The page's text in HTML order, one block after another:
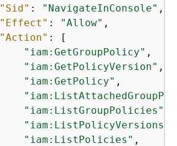
"Sid" : "NavigateInConsole" ,
"Effect" : "Allow" ,
"Action" : [
"iam:GetGroupPolicy" ,
"iam:GetPolicyVersion" ,
"iam:GetPolicy" ,
"iam:ListGroupPolicies"
"iam:ListPolicyVersions"
"iam:ListPolicies" ,